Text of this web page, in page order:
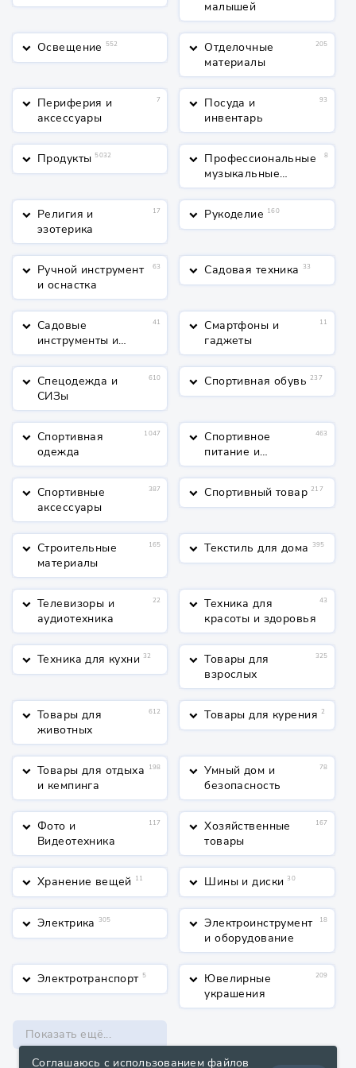
малышей
keyboard_arrow_down Освещение 552 keyboard_arrow_down Отделочные
материалы
205
keyboard_arrow_down Периферия и
аксессуары
7 keyboard_arrow_down Посуда и
инвентарь
93
keyboard_arrow_down Продукты 5032 keyboard_arrow_down Профессиональные
музыкальные
инструменты
8
keyboard_arrow_down Религия и
эзотерика
17 keyboard_arrow_down Рукоделие 160
keyboard_arrow_down Ручной инструмент
и оснастка
63 keyboard_arrow_down Садовая техника 33
keyboard_arrow_down Садовые
инструменты и
полив
41 keyboard_arrow_down Смартфоны и
гаджеты
11
keyboard_arrow_down Спецодежда и
СИЗы
610 keyboard_arrow_down Спортивная обувь 237
keyboard_arrow_down Спортивная
одежда
1047 keyboard_arrow_down Спортивное
питание и
косметика
463
keyboard_arrow_down Спортивные
аксессуары
387 keyboard_arrow_down Спортивный товар 217
keyboard_arrow_down Строительные
материалы
165 keyboard_arrow_down Текстиль для дома 395
keyboard_arrow_down Телевизоры и
аудиотехника
22 keyboard_arrow_down Техника для
красоты и здоровья
43
keyboard_arrow_down Техника для кухни 32 keyboard_arrow_down Товары для
взрослых
325
keyboard_arrow_down Товары для
животных
612 keyboard_arrow_down Товары для курения 2
keyboard_arrow_down Товары для отдыха
и кемпинга
198 keyboard_arrow_down Умный дом и
безопасность
78
keyboard_arrow_down Фото и
Видеотехника
117 keyboard_arrow_down Хозяйственные
товары
167
keyboard_arrow_down Хранение вещей 11 keyboard_arrow_down Шины и диски 30
keyboard_arrow_down Электрика 305 keyboard_arrow_down Электроинструмент
и оборудование
18
keyboard_arrow_down Электротранспорт 5 keyboard_arrow_down Ювелирные
украшения
209
Показать ещё...
Соглашаюсь с использованием файлов